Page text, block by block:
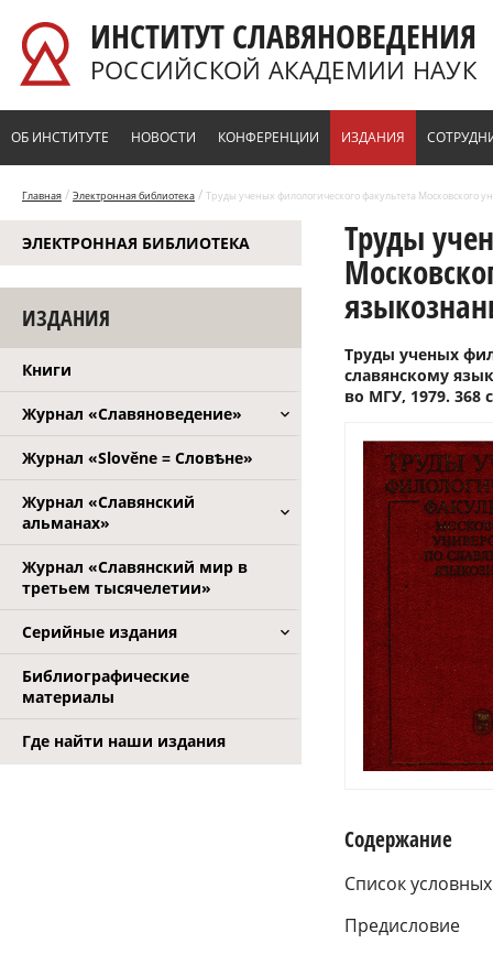
ИНСТИТУТ СЛАВЯНОВЕДЕНИЯ
РОССИЙСКОЙ АКАДЕМИИ НАУК
ОБ ИНСТИТУТЕ НОВОСТИ КОНФЕРЕНЦИИ ИЗДАНИЯ
Главная / Электронная библиотека / Труды ученых филологического факультета Московского
ЭЛЕКТРОННАЯ БИБЛИОТЕКА
ИЗДАНИЯ
Книги
Журнал «Славяноведение»
Журнал «Slověne = Словѣне»
Журнал «Славянский
альманах»
Журнал «Славянский мир в
третьем тысячелетии»
Серийные издания
Библиографические
материалы
Где найти наши издания
Труды
Труды ученых
славянскому
во МГУ, 1979. 368
Содержание
Список
Предисловие